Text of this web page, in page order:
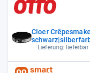
Cloer
Lieferung: